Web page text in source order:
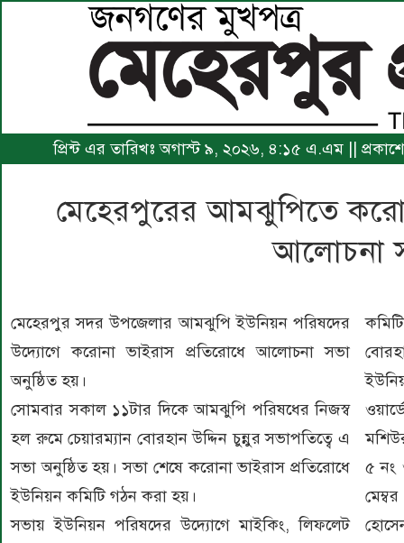
প্রিন্ট এর তারিখঃ অগাস্ট ৯, ২০২৬, ৪:১৫ এ.এম ||
মেহেরপুরের আমঝুপিতে
আলোচনা
মেহেরপুর সদর উপজেলার আমঝুপি ইউনিয়ন পরিষদের
উদ্যোগে করোনা ভাইরাস প্রতিরোধে আলোচনা সভা
অনুষ্ঠিত হয়।
সোমবার সকাল ১১টার দিকে আমঝুপি পরিষধের নিজস্ব
হল রুমে চেয়ারম্যান বোরহান উদ্দিন চুন্নুর সভাপতিত্বে এ
সভা অনুষ্ঠিত হয়। সভা শেষে করোনা ভাইরাস প্রতিরোধে
ইউনিয়ন কমিটি গঠন করা হয়।
সভায় ইউনিয়ন পরিষদের উদ্যোগে মাইকিং, লিফলেট
৫ নং